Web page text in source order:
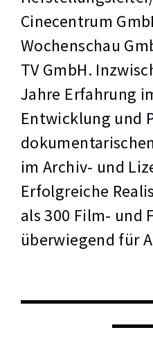
Cinecentrum
Wochenschau
TV GmbH.
Jahre Erfahrung
Entwicklung und
im Archiv- und
Erfolgreiche
als 300 Film- und
überwiegend für